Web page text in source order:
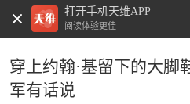
打开手机天维APP
阅读体验更佳 天维新
穿上约翰·基留下的大脚
军有话说